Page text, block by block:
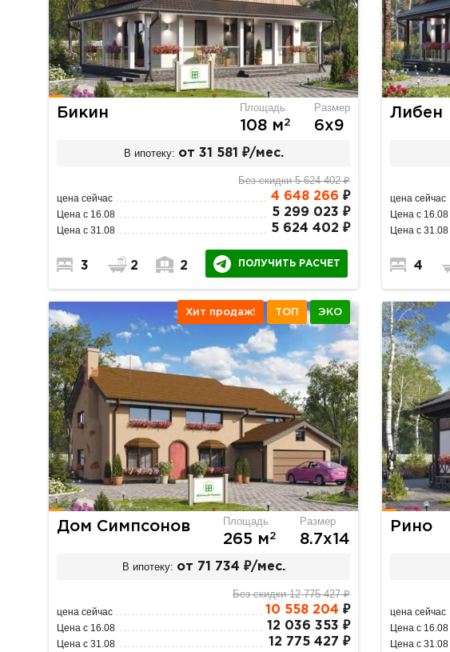
Бикин Площадь
108 м2
Размер
6х9
В ипотеку: от 31 581 ₽/мес.
Без скидки 5 624 402 ₽
цена сейчас 4 648 266 ₽
Цена с 16.08 5 299 023 ₽
Цена с 31.08 5 624 402 ₽
3 2 2 ПОЛУЧИТЬ РАСЧЕТ
Либен
цена сейчас
Цена с 16.08
Цена с 31.08
4
Хит продаж! ТОП ЭКО
Дом Симпсонов Площадь
265 м2
Размер
8.7х14
В ипотеку: от 71 734 ₽/мес.
Без скидки 12 775 427 ₽
цена сейчас 10 558 204 ₽
Цена с 16.08 12 036 353 ₽
Цена с 31.08 12 775 427 ₽
Рино
цена сейчас
Цена с 16.08
Цена с 31.08